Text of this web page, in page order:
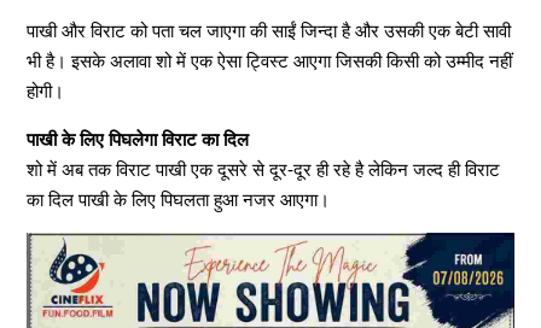
पाखी और विराट को पता चल जाएगा की साईं जिन्दा है और उसकी एक बेटी सावी
भी है। इसके अलावा शो में एक ऐसा ट्विस्ट आएगा जिसकी किसी को उम्मीद नहीं
होगी।
पाखी के लिए पिघलेगा विराट का दिल
शो में अब तक विराट पाखी एक दूसरे से दूर-दूर ही रहे है लेकिन जल्द ही विराट
का दिल पाखी के लिए पिघलता हुआ नजर आएगा।